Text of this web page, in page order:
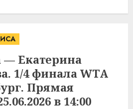
Екатерина
1/4 финала WTA
Прямая
в 14:00